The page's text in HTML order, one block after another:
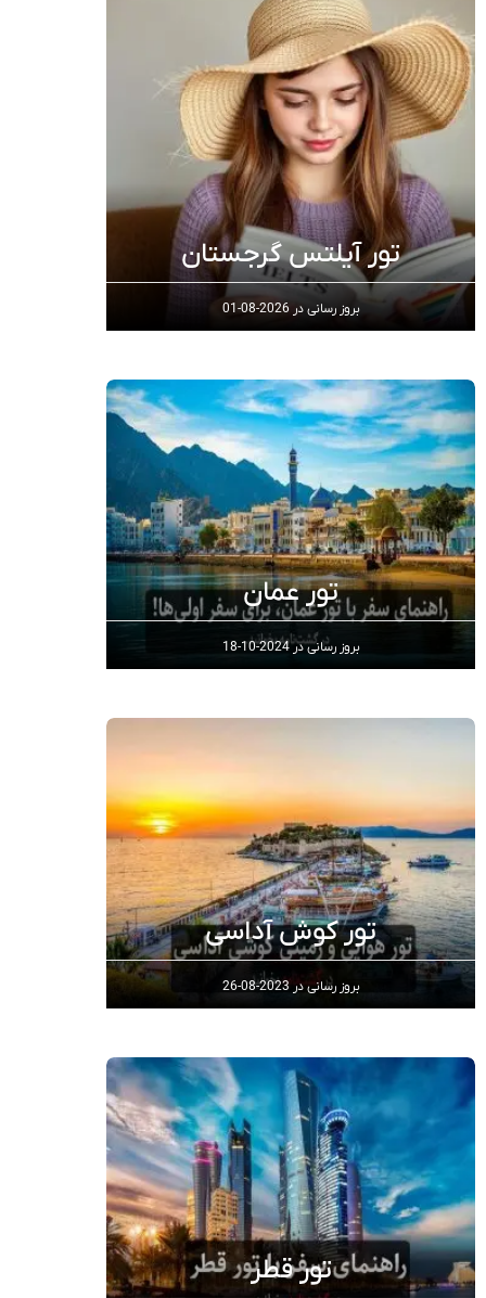
تور آیلتس گرجستان
بروز رسانی در2026-08-01
تور عمان
بروز رسانی در2024-10-18
تور کوش‌ آداسی
بروز رسانی در2023-08-26
تور قطر